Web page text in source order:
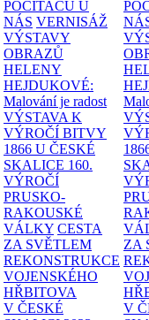
POČÍTAČŮ U
NÁS VERNISÁŽ
VÝSTAVY
OBRAZŮ
HELENY
HEJDUKOVÉ:
Malování je radost
VÝSTAVA K
VÝROČÍ BITVY
1866 U ČESKÉ
SKALICE 160.
VÝROČÍ
PRUSKO-
RAKOUSKÉ
VÁLKY CESTA
ZA SVĚTLEM
REKONSTRUKCE
VOJENSKÉHO
HŘBITOVA
V ČESKÉ
ZA
V